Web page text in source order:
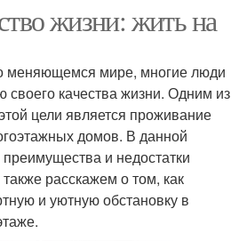
жизни: жить на
меняющемся мире, многие люди
своего качества жизни. Одним из
цели является проживание
домов. В данной
и недостатки
расскажем о том, как
и уютную обстановку в